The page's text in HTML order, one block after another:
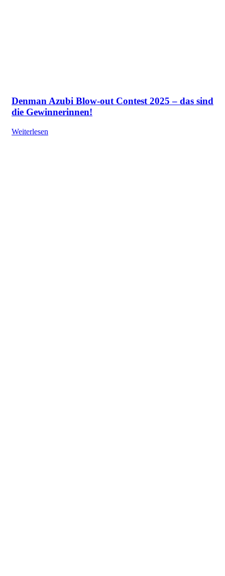
Denman Azubi Blow-out Contest 2025 – das sind
die Gewinnerinnen!
Weiterlesen